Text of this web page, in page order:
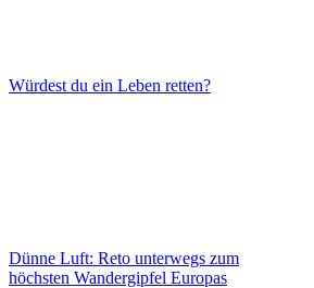
Würdest du ein Leben retten?
Dünne Luft: Reto unterwegs zum
höchsten Wandergipfel Europas